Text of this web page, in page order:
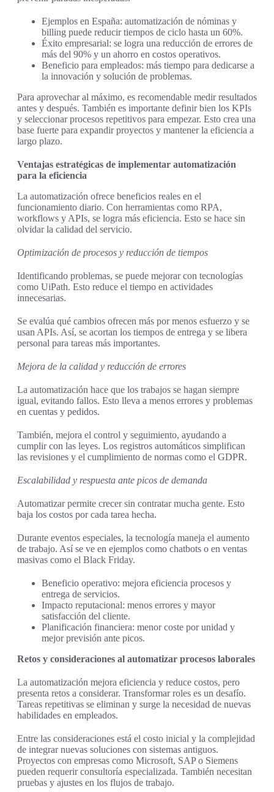
Ejemplos en España: automatización de nóminas y
billing puede reducir tiempos de ciclo hasta un 60%.
Éxito empresarial: se logra una reducción de errores de
más del 90% y un ahorro en costos operativos.
Beneficio para empleados: más tiempo para dedicarse a
la innovación y solución de problemas.
Para aprovechar al máximo, es recomendable medir resultados
antes y después. También es importante definir bien los KPIs
y seleccionar procesos repetitivos para empezar. Esto crea una
base fuerte para expandir proyectos y mantener la eficiencia a
largo plazo.
Ventajas estratégicas de implementar automatización
para la eficiencia
La automatización ofrece beneficios reales en el
funcionamiento diario. Con herramientas como RPA,
workflows y APIs, se logra más eficiencia. Esto se hace sin
olvidar la calidad del servicio.
Optimización de procesos y reducción de tiempos
Identificando problemas, se puede mejorar con tecnologías
como UiPath. Esto reduce el tiempo en actividades
innecesarias.
Se evalúa qué cambios ofrecen más por menos esfuerzo y se
usan APIs. Así, se acortan los tiempos de entrega y se libera
personal para tareas más importantes.
Mejora de la calidad y reducción de errores
La automatización hace que los trabajos se hagan siempre
igual, evitando fallos. Esto lleva a menos errores y problemas
en cuentas y pedidos.
También, mejora el control y seguimiento, ayudando a
cumplir con las leyes. Los registros automáticos simplifican
las revisiones y el cumplimiento de normas como el GDPR.
Escalabilidad y respuesta ante picos de demanda
Automatizar permite crecer sin contratar mucha gente. Esto
baja los costos por cada tarea hecha.
Durante eventos especiales, la tecnología maneja el aumento
de trabajo. Así se ve en ejemplos como chatbots o en ventas
masivas como el Black Friday.
Beneficio operativo: mejora eficiencia procesos y
entrega de servicios.
Impacto reputacional: menos errores y mayor
satisfacción del cliente.
Planificación financiera: menor coste por unidad y
mejor previsión ante picos.
Retos y consideraciones al automatizar procesos laborales
La automatización mejora eficiencia y reduce costos, pero
presenta retos a considerar. Transformar roles es un desafío.
Tareas repetitivas se eliminan y surge la necesidad de nuevas
habilidades en empleados.
Entre las consideraciones está el costo inicial y la complejidad
de integrar nuevas soluciones con sistemas antiguos.
Proyectos con empresas como Microsoft, SAP o Siemens
pueden requerir consultoría especializada. También necesitan
pruebas y ajustes en los flujos de trabajo.